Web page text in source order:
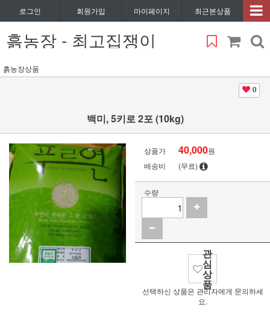
로그인 회원가입 마이페이지 최근본상품
흙농장 - 최고집쟁이
흙농장상품
0
백미, 5키로 2포 (10kg)
상품가 40,000원
배송비
(무료)
수량
관
심
상
품
선택하신 상품은 관리자에게 문의하세
요.